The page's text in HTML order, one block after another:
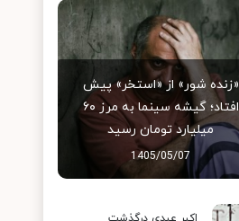
«زنده شور» از «استخر» پیش
افتاد؛ گیشه سینما به مرز ۶۰
میلیارد تومان رسید
1405/05/07